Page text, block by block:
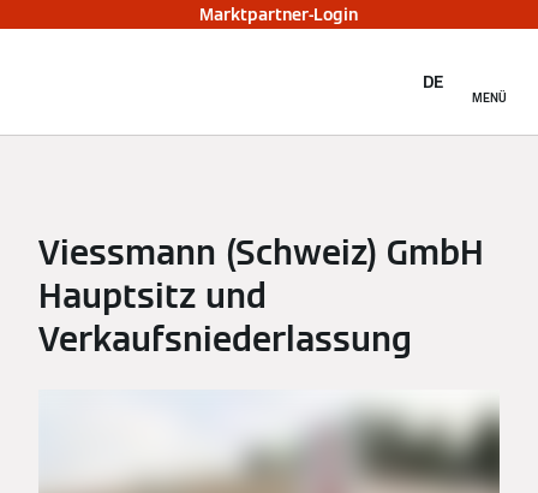
Marktpartner-Login
MENÜ
DE
Viessmann (Schweiz) GmbH
Hauptsitz und
Verkaufsniederlassung